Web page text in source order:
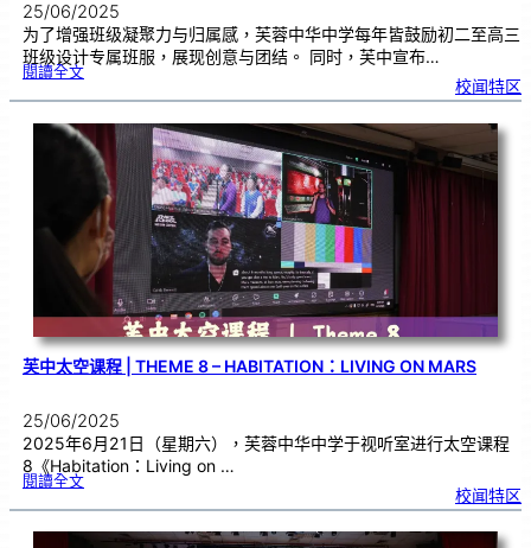
25/06/2025
为了增强班级凝聚力与归属感，芙蓉中华中学每年皆鼓励初二至高三
班级设计专属班服，展现创意与团结。 同时，芙中宣布…
閱讀全文:芙
班
服
正
式
启
动
凝
聚
力
开
始
校闻特区
芙中太空课程 | THEME 8 – HABITATION：LIVING ON MARS
25/06/2025
2025年6月21日（星期六），芙蓉中华中学于视听室进行太空课程
8《Habitation：Living on …
閱讀全文:芙
空
程
|
校闻特区